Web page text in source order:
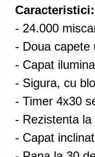
Caracteristici:
- 24.000
- Doua capete
- Capat
- Sigura, cu
- Timer 4x30
- Rezistenta
- Capat